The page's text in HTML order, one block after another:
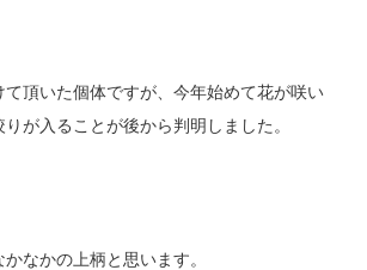
頂いた個体ですが、今年始めて花が咲い
が入ることが後から判明しました。
なかの上柄と思います。